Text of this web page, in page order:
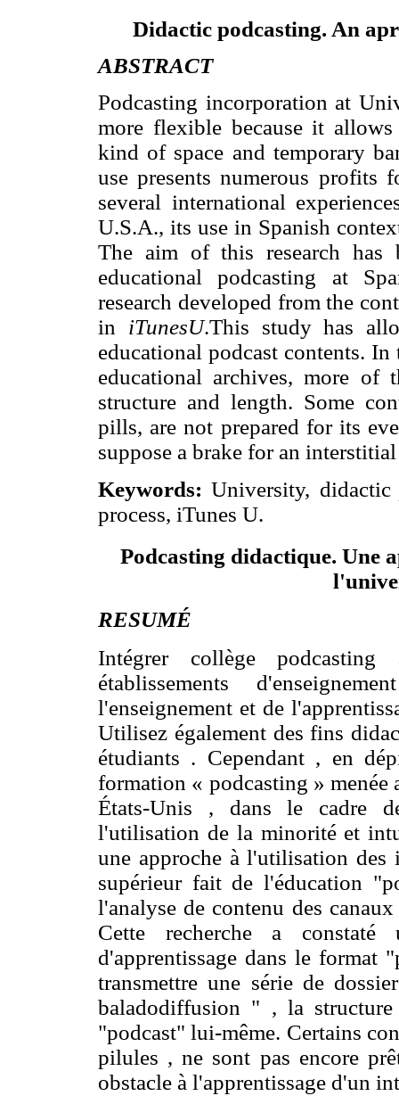
Didactic podcasting. An
ABSTRACT
Podcasting incorporation at
more flexible because it
kind of space and temporary
use presents numerous profits
several international
U.S.A., its use in Spanish
The aim of this research
educational podcasting at
research developed from the
in iTunesU.This study has
educational podcast contents.
educational archives, more
structure and length. Some
pills, are not prepared for its
suppose a brake for an
Keywords:University, didactic
process, iTunes U.
Podcasting didactique. Une
l'
RESUMÉ
Intégrer collège
établissements
l'enseignement et de
Utilisez également des fins
étudiants . Cependant , en
formation « podcasting »
États-Unis , dans le cadre
l'utilisation de la minorité et
une approche à l'utilisation des
supérieur fait de l'éducation
l'analyse de contenu des
Cette recherche a
d'apprentissage dans le format
transmettre une série de
baladodiffusion " , la
"podcast" lui-même. Certains
pilules , ne sont pas encore
obstacle à l'apprentissage d'un